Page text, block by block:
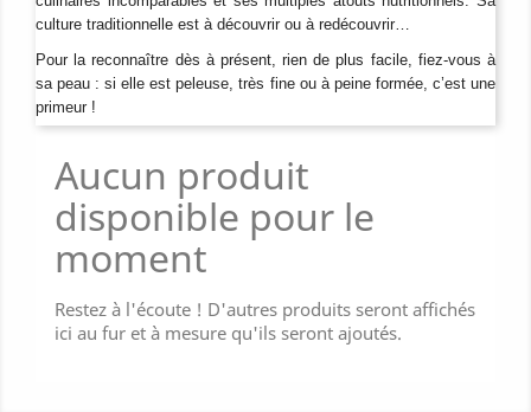
culture traditionnelle est à découvrir ou à redécouvrir…
Pour la reconnaître dès à présent, rien de plus facile, fiez-vous à
sa peau : si elle est peleuse, très fine ou à peine formée, c’est une
primeur !
Aucun produit
disponible pour le
moment
Restez à l'écoute ! D'autres produits seront affichés
ici au fur et à mesure qu'ils seront ajoutés.